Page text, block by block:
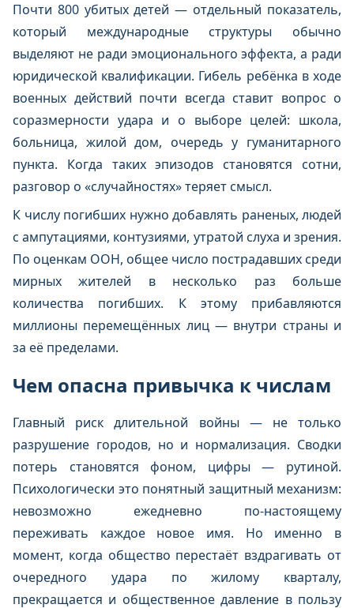
Почти 800 убитых детей — отдельный показатель,
который международные структуры обычно
выделяют не ради эмоционального эффекта, а ради
юридической квалификации. Гибель ребёнка в ходе
военных действий почти всегда ставит вопрос о
соразмерности удара и о выборе целей: школа,
больница, жилой дом, очередь у гуманитарного
пункта. Когда таких эпизодов становятся сотни,
разговор о «случайностях» теряет смысл.
К числу погибших нужно добавлять раненых, людей
с ампутациями, контузиями, утратой слуха и зрения.
По оценкам ООН, общее число пострадавших среди
мирных жителей в несколько раз больше
количества погибших. К этому прибавляются
миллионы перемещённых лиц — внутри страны и
за её пределами.
Чем опасна привычка к числам
Главный риск длительной войны — не только
разрушение городов, но и нормализация. Сводки
потерь становятся фоном, цифры — рутиной.
Психологически это понятный защитный механизм:
невозможно ежедневно по-настоящему
переживать каждое новое имя. Но именно в
момент, когда общество перестаёт вздрагивать от
очередного удара по жилому кварталу,
прекращается и общественное давление в пользу